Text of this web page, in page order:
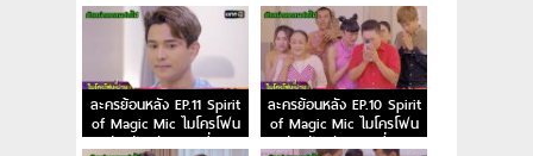
ละครย้อนหลัง EP.11 Spirit
of Magic Mic ไมโครโฟน
ม่วนป่วนรัก ตอนที่ 11
ละครย้อนหลัง EP.10 Spirit
of Magic Mic ไมโครโฟน
ม่วนป่วนรัก ตอนที่ 10